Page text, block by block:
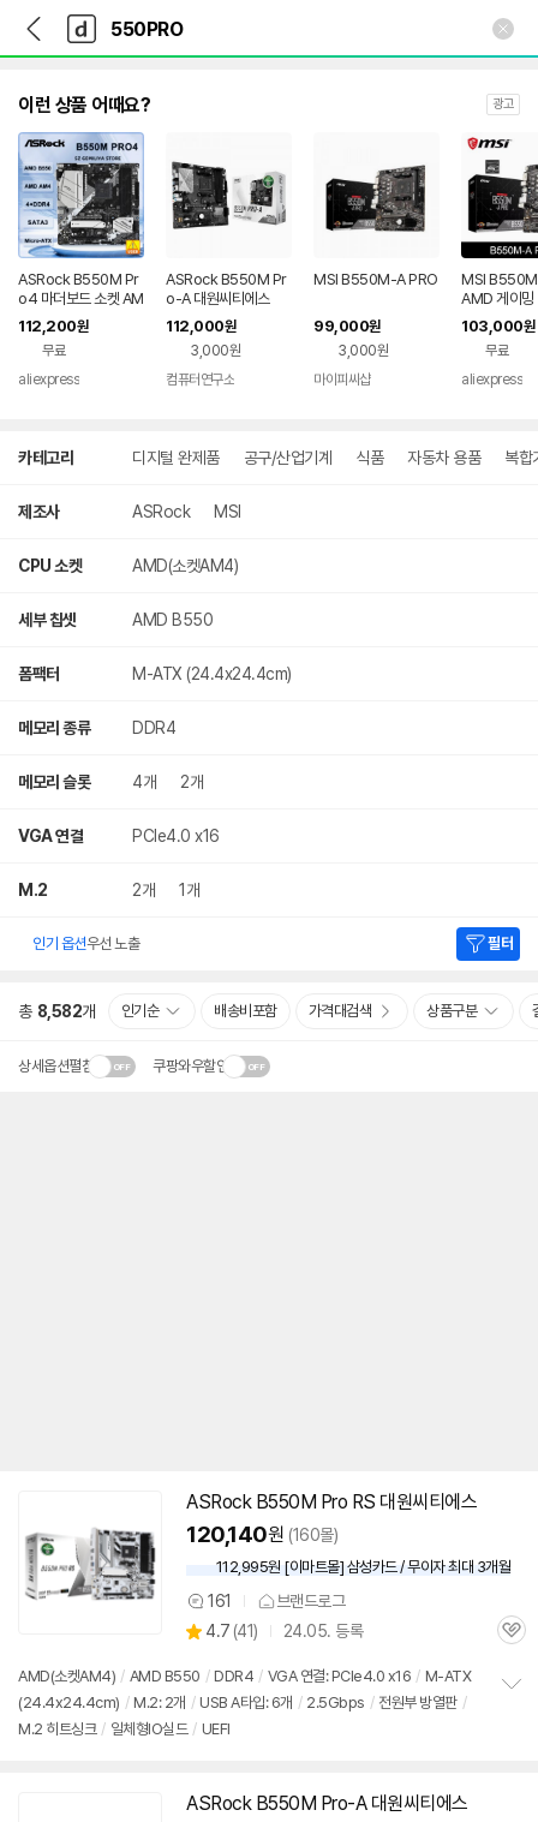
다
나
와
가
다
와
인
이런 상품 어때요? 광고
ASRock B550M Pr
o4 마더보드 소켓 AM
4 AMD B550 지원 R
yzen 5 5600 4500
3200G 3600 5700
X CPU DDR4 128G
112,200원
무료
aliexpress
ASRock B550M Pr
o-A 대원씨티에스
112,000원
3,000원
컴퓨터연구소
MSI B550M-A PRO
99,000원
3,000원
마이피씨샵
MSI
AMD 게이밍
AM4 DDR4
이젠 CPU
데스크탑 컴
103,000원
무료
aliexpress
카테고리 디지털 완제품 공구/산업기계 식품 자동차 용품 복합
제조사 ASRock MSI
CPU 소켓 AMD(소켓AM4)
세부 칩셋 AMD B550
폼팩터 M-ATX (24.4x24.4cm)
메모리 종류 DDR4
메모리 슬롯 4개 2개
VGA 연결 PCIe4.0 x16
M.2 2개 1개
인기 옵션우선 노출 필터
총 8,582개 인기순 배송비포함 가격대검색 상품구분
상세옵션펼침 쿠팡와우할인
ASRock B550M Pro RS 대원씨티에스
120,140원 (160몰)
112,995원 [이마트몰] 삼성카드 / 무이자 최대 3개월
상
품
견
161 브랜드로그
별
점
4.7 (상
리
뷰
41) 24.05. 등록
관
AMD(소켓AM4) / AMD B550 / DDR4 / VGA 연결: PCIe4.0 x16 / M-ATX
(24.4x24.4cm) / M.2: 2개 / USB A타입: 6개 / 2.5Gbps / 전원부 방열판 /
M.2 히트싱크 / 일체형IO실드 / UEFI
ASRock B550M Pro-A 대원씨티에스